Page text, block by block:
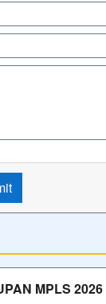
MPLS 2026